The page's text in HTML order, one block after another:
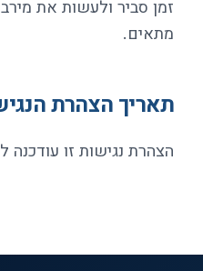
זמן סביר ולעשות את
מתאים.
תאריך הצהרת
הצהרת נגישות זו עודכנה